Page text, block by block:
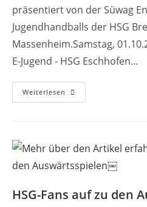
präsentiert von der Süwag
Jugendhandballs der HSG
Massenheim.Samstag,
E-Jugend - HSG Eschhofen…
Weiterlesen
HSG-Fans auf zu den